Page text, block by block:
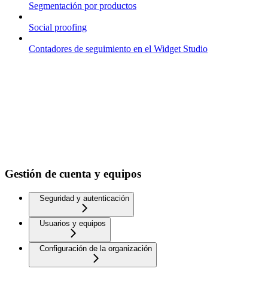
Segmentación por productos
Social proofing
Contadores de seguimiento en el Widget Studio
Gestión de cuenta y equipos
Seguridad y autenticación
Usuarios y equipos
Configuración de la organización